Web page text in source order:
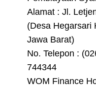
Alamat : Jl.
(Desa Hegarsari
Jawa Barat)
No. Telepon :
744344
WOM Finance